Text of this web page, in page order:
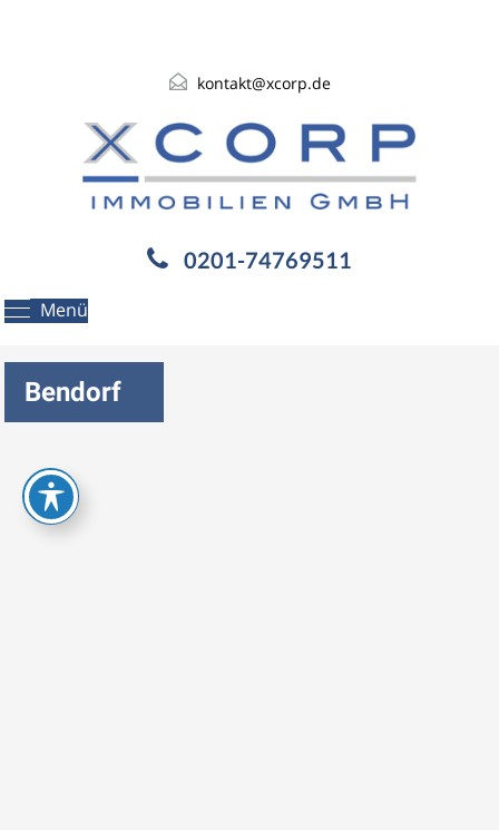
kontakt@xcorp.de
Menü
0201-74769511
Bendorf